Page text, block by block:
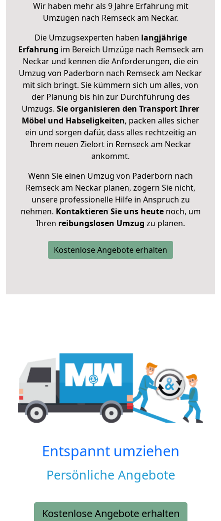
Wir haben mehr als 9 Jahre Erfahrung mit
Umzügen nach Remseck am Neckar.
Die Umzugsexperten haben langjährige
Erfahrung im Bereich Umzüge nach Remseck am
Neckar und kennen die Anforderungen, die ein
Umzug von Paderborn nach Remseck am Neckar
mit sich bringt. Sie kümmern sich um alles, von
der Planung bis hin zur Durchführung des
Umzugs. Sie organisieren den Transport Ihrer
Möbel und Habseligkeiten, packen alles sicher
ein und sorgen dafür, dass alles rechtzeitig an
Ihrem neuen Zielort in Remseck am Neckar
ankommt.
Wenn Sie einen Umzug von Paderborn nach
Remseck am Neckar planen, zögern Sie nicht,
unsere professionelle Hilfe in Anspruch zu
nehmen. Kontaktieren Sie uns heutenoch, um
Ihren reibungslosen Umzug zu planen.
Kostenlose Angebote erhalten
Entspannt umziehen
Persönliche Angebote
Kostenlose Angebote erhalten